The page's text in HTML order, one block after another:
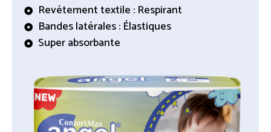
Revétement textile : Respirant
Bandes latérales : Élastiques
Super absorbante